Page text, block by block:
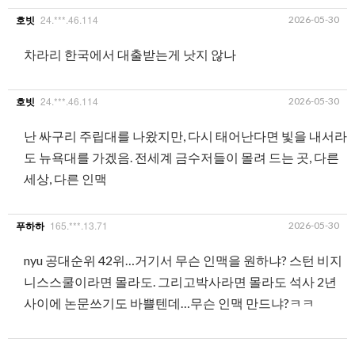
호빗 24.***.46.114 2026-05-30
차라리 한국에서 대출받는게 낫지 않나
호빗 24.***.46.114 2026-05-30
난 싸구리 주립대를 나왔지만, 다시 태어난다면 빛을 내서라
도 뉴욕대를 가겠음. 전세계 금수저들이 몰려 드는 곳, 다른
세상, 다른 인맥
푸하하 165.***.13.71 2026-05-30
nyu 공대순위 42위…거기서 무슨 인맥을 원하냐? 스턴 비지
니스스쿨이라면 몰라도. 그리고박사라면 몰라도 석사 2년
사이에 논문쓰기도 바쁠텐데…무슨 인맥 만드냐?ㅋㅋ